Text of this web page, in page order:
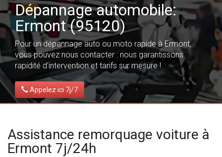
Dépannage automobile:
Ermont (95120)
Pour un dépannage auto ou moto rapide à Ermont,
vous pouvez nous contacter : nous garantissons
rapidité d'intervention et tarifs sur mesure !
Appelez ici 7j/7
Assistance remorquage voiture à
Ermont 7j/24h